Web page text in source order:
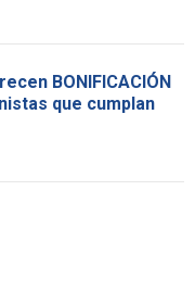
BONIFICACIÓN
que cumplan